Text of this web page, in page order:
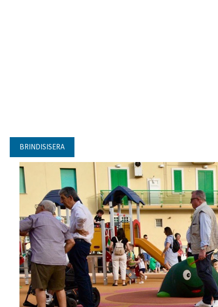
BRINDISISERA